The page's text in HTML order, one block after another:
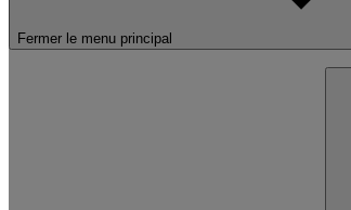
Fermer le menu principal